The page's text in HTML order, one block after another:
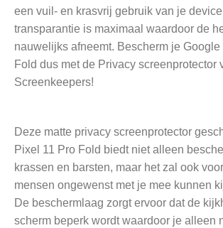
een vuil- en krasvrij gebruik van je
transparantie is maximaal waardoor de
nauwelijks afneemt. Bescherm je
Fold dus met de Privacy screenprotector
Screenkeepers!
Deze matte privacy screenprotector
Pixel 11 Pro Fold biedt niet alleen
krassen en barsten, maar het zal ook
mensen ongewenst met je mee kunnen
De beschermlaag zorgt ervoor dat de
scherm beperk wordt waardoor je alleen